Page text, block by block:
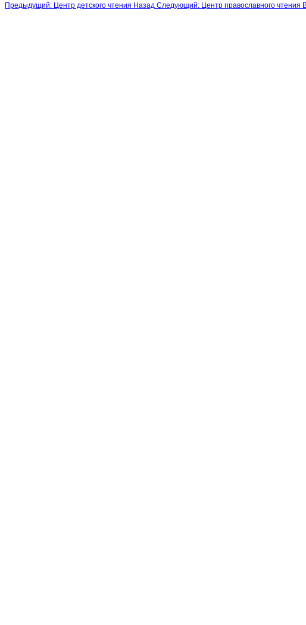
Предыдущий: Центр детского чтения Назад Следующий: Центр православного чтения